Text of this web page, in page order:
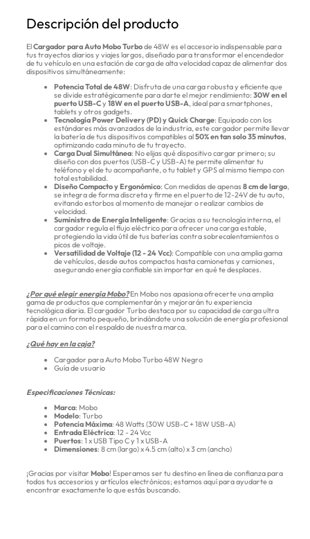
Descripción del producto
ElCargador para Auto Mobo Turbode 48W es el accesorio indispensable para
tus trayectos diarios y viajes largos, diseñado para transformar el encendedor
de tu vehículo en una estación de carga de alta velocidad capaz de alimentar dos
dispositivos simultáneamente:
Potencia Total de 48W: Disfruta de una carga robusta y eficiente que
se divide estratégicamente para darte el mejor rendimiento:30W en el
puerto USB-Cy18W en el puerto USB-A, ideal para smartphones,
tablets y otros gadgets.
Tecnología Power Delivery (PD) y Quick Charge: Equipado con los
estándares más avanzados de la industria, este cargador permite llevar
la batería de tus dispositivos compatibles al50% en tan solo 35 minutos,
optimizando cada minuto de tu trayecto.
Carga Dual Simultánea: No elijas qué dispositivo cargar primero; su
diseño con dos puertos (USB-C y USB-A) te permite alimentar tu
teléfono y el de tu acompañante, o tu tablet y GPS al mismo tiempo con
total estabilidad.
Diseño Compacto y Ergonómico: Con medidas de apenas8 cm de largo,
se integra de forma discreta y firme en el puerto de 12-24V de tu auto,
evitando estorbos al momento de manejar o realizar cambios de
velocidad.
Suministro de Energía Inteligente: Gracias a su tecnología interna, el
cargador regula el flujo eléctrico para ofrecer una carga estable,
protegiendo la vida útil de tus baterías contra sobrecalentamientos o
picos de voltaje.
Versatilidad de Voltaje (12 - 24 Vcc): Compatible con una amplia gama
de vehículos, desde autos compactos hasta camionetas y camiones,
asegurando energía confiable sin importar en qué te desplaces.
¿Por qué elegir energía Mobo?En Mobo nos apasiona ofrecerte una amplia
gama de productos que complementarán y mejorarán tu experiencia
tecnológica diaria. El cargador Turbo destaca por su capacidad de carga ultra
rápida en un formato pequeño, brindándote una solución de energía profesional
para el camino con el respaldo de nuestra marca.
¿Qué hay en la caja?
Cargador para Auto Mobo Turbo 48W Negro
Guía de usuario
Especificaciones Técnicas:
Marca: Mobo
Modelo: Turbo
Potencia Máxima: 48 Watts (30W USB-C + 18W USB-A)
Entrada Eléctrica: 12 - 24 Vcc
Puertos: 1 x USB Tipo C y 1 x USB-A
Dimensiones: 8 cm (largo) x 4.5 cm (alto) x 3 cm (ancho)
¡Gracias por visitarMobo! Esperamos ser tu destino en línea de confianza para
todos tus accesorios y artículos electrónicos; estamos aquí para ayudarte a
encontrar exactamente lo que estás buscando.